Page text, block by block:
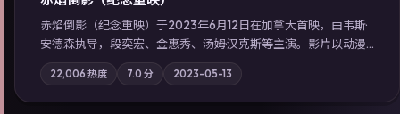
赤焰倒影（纪念重映）于2023年6月12日在加拿大首映，由韦斯·
安德森执导，段奕宏、金惠秀、汤姆·汉克斯等主演。影片以动漫
为叙事主轴，科技与人性的边界在实验事故后逐渐模糊；摄影与
配乐强化地域气质；站内亦可通过「国产免费观看高清电视剧在
线看」延展检索同类型高分佳作，畅享高清在线追剧体验。
22,006 热度 7.0 分 2023-05-13